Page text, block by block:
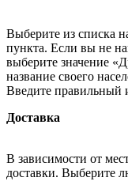
Выберите из списка
пункта. Если вы не
выберите значение
название своего
Введите правильный
Доставка
В зависимости от
доставки. Выберите